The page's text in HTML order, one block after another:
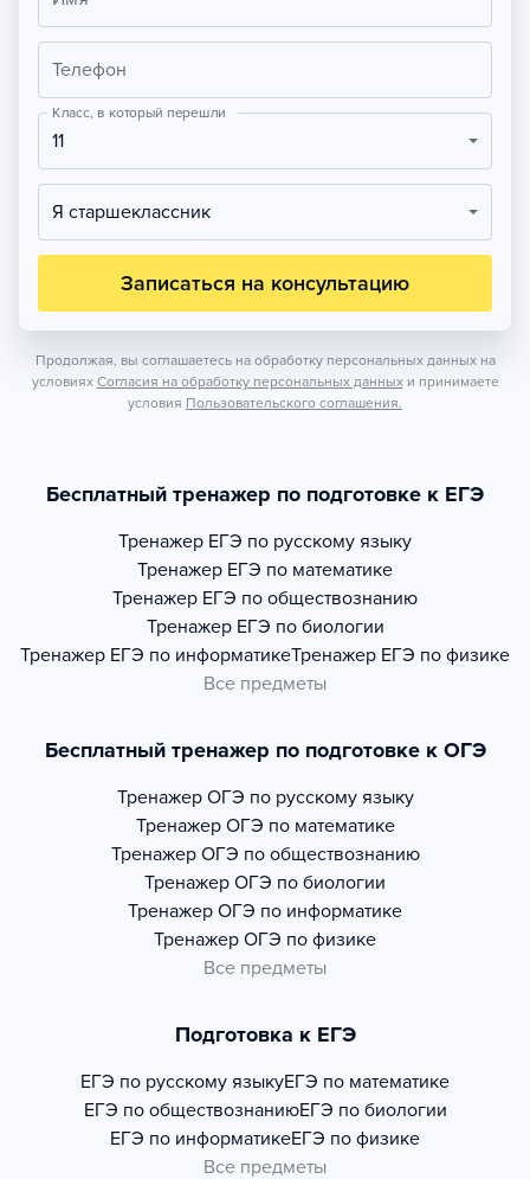
Телефон
Класс, в который перешли
11
Я старшеклассник
Записаться на консультацию
Продолжая, вы соглашаетесь на обработку персональных данных на
условиях Согласия на обработку персональных данных и принимаете
условия Пользовательского соглашения.
Бесплатный тренажер по подготовке к ЕГЭ
Тренажер ЕГЭ по русскому языку
Тренажер ЕГЭ по математике
Тренажер ЕГЭ по обществознанию
Тренажер ЕГЭ по биологии
Тренажер ЕГЭ по информатикеТренажер ЕГЭ по физике
Все предметы
Бесплатный тренажер по подготовке к ОГЭ
Тренажер ОГЭ по русскому языку
Тренажер ОГЭ по математике
Тренажер ОГЭ по обществознанию
Тренажер ОГЭ по биологии
Тренажер ОГЭ по информатике
Тренажер ОГЭ по физике
Все предметы
Подготовка к ЕГЭ
ЕГЭ по русскому языкуЕГЭ по математике
ЕГЭ по обществознаниюЕГЭ по биологии
ЕГЭ по информатикеЕГЭ по физике
Все предметы